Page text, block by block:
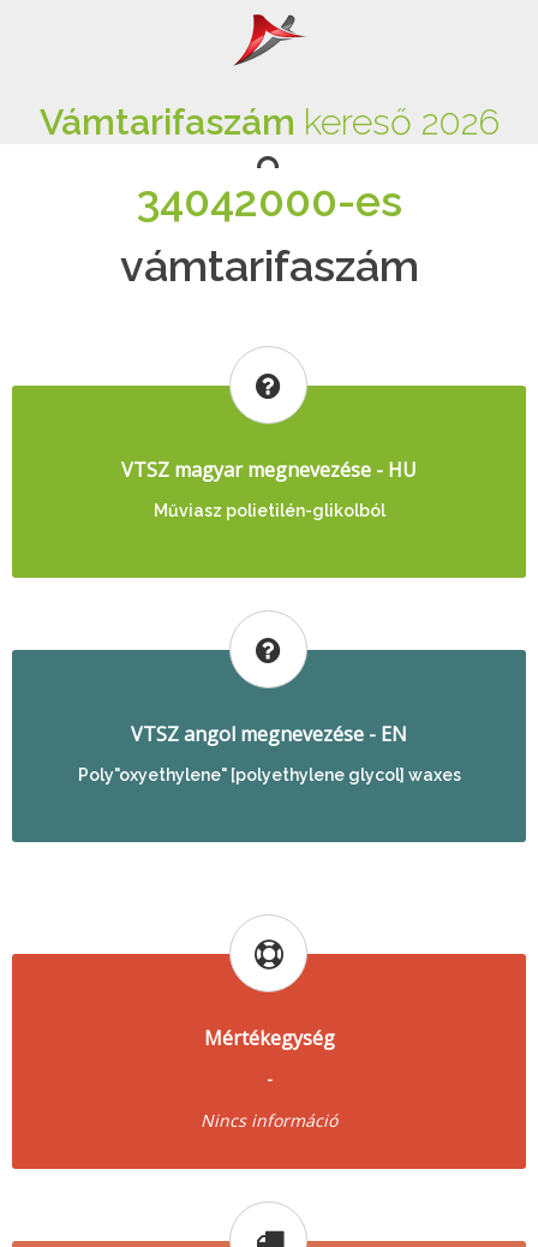
Vámtarifaszám kereső 2026
34042000-es
vámtarifaszám
VTSZ magyar megnevezése - HU
Műviasz polietilén-glikolból
VTSZ angol megnevezése - EN
Poly"oxyethylene" [polyethylene glycol] waxes
Mértékegység
-
Nincs információ